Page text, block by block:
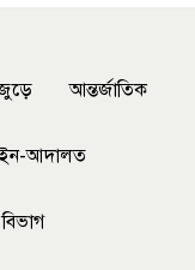
আন্তর্জাতিক
আদালত